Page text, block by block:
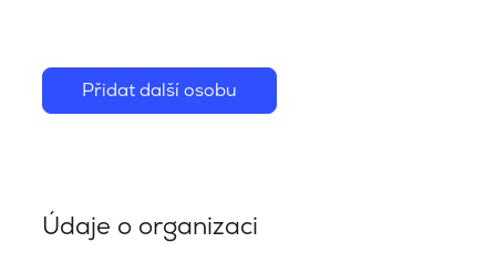
Přidat další osobu
Údaje o organizaci